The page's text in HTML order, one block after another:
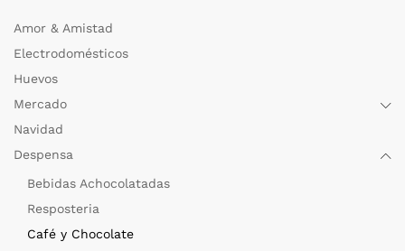
Amor & Amistad
Electrodomésticos
Huevos
Mercado
Navidad
Despensa
Bebidas Achocolatadas
Resposteria
Café y Chocolate